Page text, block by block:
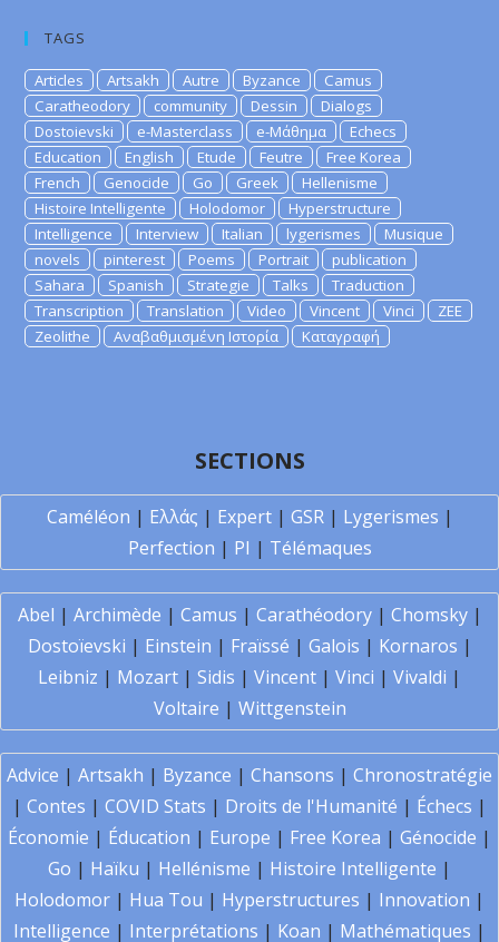
TAGS
Articles Artsakh Autre Byzance
Camus
Caratheodory
community Dessin
Dialogs
Dostoievski
e-Masterclass e-Μάθημα
Echecs
Education
English Etude Feutre
Free Korea
French
Genocide Go Greek
Hellenisme
Histoire Intelligente
Holodomor
Hyperstructure
Intelligence
Interview Italian lygerismes
Musique
novels
pinterest Poems Portrait
publication
Sahara
Spanish Strategie Talks
Traduction
Transcription
Translation Video Vincent Vinci
ZEE
Zeolithe
Αναβαθμισμένη Ιστορία Καταγραφή
SECTIONS
Caméléon | Ελλάς | Expert| GSR| Lygerismes |
Perfection | PI | Télémaques
Abel | Archimède | Camus | Carathéodory| Chomsky|
Dostoïevski | Einstein | Fraïssé | Galois | Kornaros |
Leibniz | Mozart | Sidis | Vincent | Vinci | Vivaldi |
Voltaire | Wittgenstein
Advice | Artsakh | Byzance | Chansons | Chronostratégie
| Contes | COVID Stats | Droits de l'Humanité | Échecs |
Économie | Éducation | Europe | Free Korea | Génocide |
Go | Haïku | Hellénisme | Histoire Intelligente |
Holodomor | Hua Tou | Hyperstructures | Innovation |
Intelligence | Interprétations | Koan | Mathématiques |